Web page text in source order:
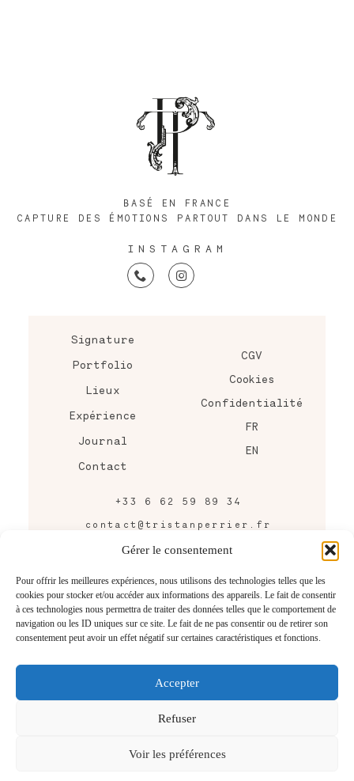
Gérer le consentement
Pour offrir les meilleures expériences, nous utilisons des technologies telles que les
cookies pour stocker et/ou accéder aux informations des appareils. Le fait de consentir
à ces technologies nous permettra de traiter des données telles que le comportement de
navigation ou les ID uniques sur ce site. Le fait de ne pas consentir ou de retirer son
consentement peut avoir un effet négatif sur certaines caractéristiques et fonctions.
Accepter
Refuser
Voir les préférences
Signature
Portfolio
Lieux
Expérience
Journal
Contact
+33 6 62 59 89 34
CGV
Cookies
Confidentialité
FR
EN
contact@tristanperrier.fr
43 rue Raymond Bordier,
BASÉ EN FRANCE
CAPTURE DES ÉMOTIONS PARTOUT DANS LE MONDE
INSTAGRAM
CONTACTEZ-MOI
@2026 Tristan Perrier
Photographe mariage Bordeaux
– Gironde – France
Revenir en Haut